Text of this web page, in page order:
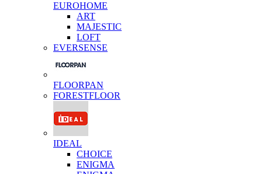
EUROHOME
ART
MAJESTIC
LOFT
EVERSENSE
FLOORPAN
FORESTFLOOR
IDEAL
CHOICE
ENIGMA